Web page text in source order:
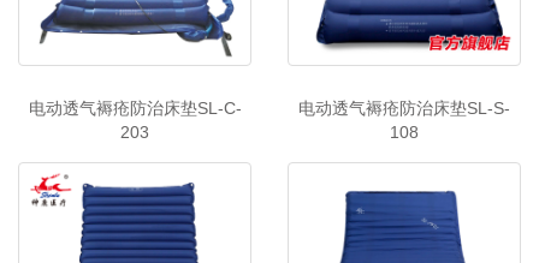
电动透气褥疮防治床垫SL-C-
203
电动透气褥疮防治床垫SL-S-
108